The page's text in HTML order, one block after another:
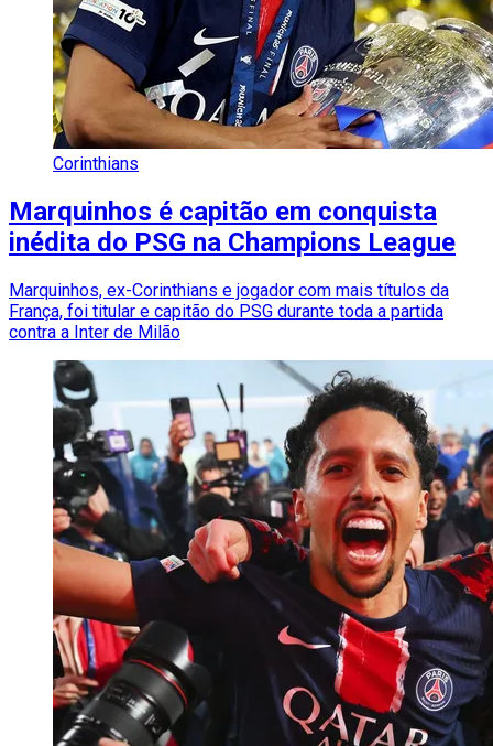
Corinthians
Marquinhos é capitão em conquista
inédita do PSG na Champions League
Marquinhos, ex-Corinthians e jogador com mais títulos da
França, foi titular e capitão do PSG durante toda a partida
contra a Inter de Milão